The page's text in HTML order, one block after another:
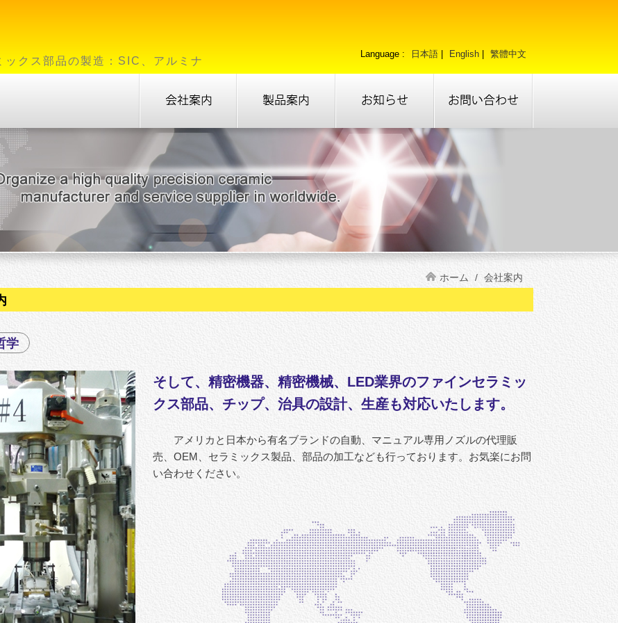
ックス部品の製造：SIC、アルミナ
日本語 English 繁體中文
ホーム / 会社案内
学
そして、精密機器、精密機械、LED業界のファインセラミッ
クス部品、チップ、治具の設計、生産も対応いたします。
アメリカと日本から有名ブランドの自動、マニュアル専用ノズルの代理販
売、OEM、セラミックス製品、部品の加工なども行っております。お気楽にお問
い合わせください。